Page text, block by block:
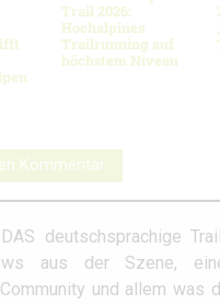
Trail 2026:
Hochalpines
Trailrunning auf
höchstem Niveau
Kommentar
deutschsprachige
aus der Szene,
und allem was